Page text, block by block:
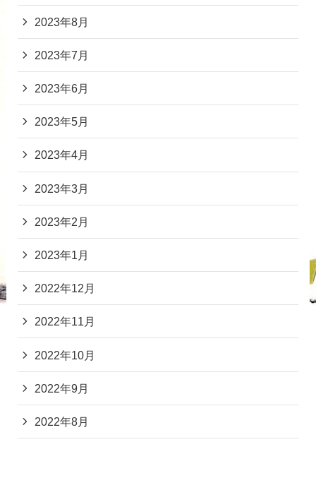
2023年8月
2023年7月
2023年6月
2023年5月
2023年4月
2023年3月
2023年2月
2023年1月
2022年12月
2022年11月
2022年10月
2022年9月
2022年8月